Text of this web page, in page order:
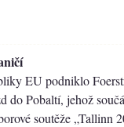
EU podniklo
do Pobaltí, jehož
soutěže „Tallinn